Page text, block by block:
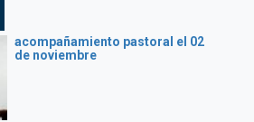
acompañamiento pastoral el 02
de noviembre